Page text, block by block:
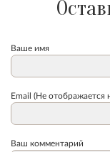
Ваше имя
Email (Не отображается
Ваш комментарий